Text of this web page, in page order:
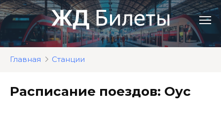
Перейти
к
контенту
Главная Станции
Расписание поездов: Оус